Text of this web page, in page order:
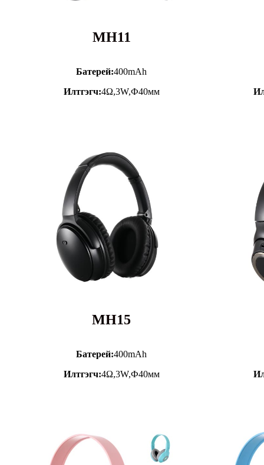
MH11
Батерей:400mAh
Илтгэгч:4Ω,3W,Ф40мм
MH15
Батерей:400mAh
Илтгэгч:4Ω,3W,Ф40мм